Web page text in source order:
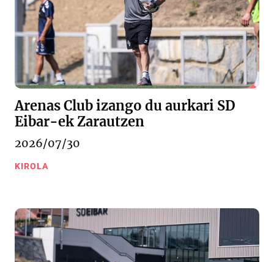
Arenas Club izango du aurkari SD
Eibar-ek Zarautzen
2026/07/30
KIROLA